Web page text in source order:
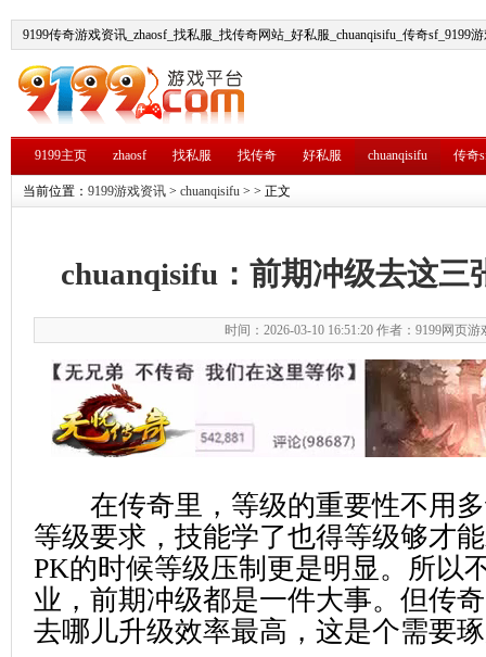
9199传奇游戏资讯_zhaosf_找私服_找传奇网站_好私服_chuanqisifu_传奇sf_9199
9199主页 zhaosf 找私服 找传奇 好私服 chuanqisifu 传奇
当前位置： 9199游戏资讯 > chuanqisifu > > 正文
chuanqisifu：前期冲级去这三
时间：2026-03-10 16:51:20 作者：9199网页游
在传奇里，等级的重要性不用多
等级要求，技能学了也得等级够才
PK的时候等级压制更是明显。所以
业，前期冲级都是一件大事。但传
去哪儿升级效率最高，这是个需要